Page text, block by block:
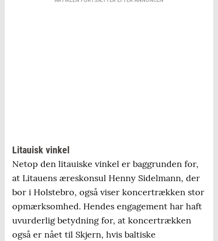
Litauisk vinkel
Netop den litauiske vinkel er baggrunden for,
at Litauens æreskonsul Henny Sidelmann, der
bor i Holstebro, også viser koncertrækken stor
opmærksomhed. Hendes engagement har haft
uvurderlig betydning for, at koncertrækken
også er nået til Skjern, hvis baltiske